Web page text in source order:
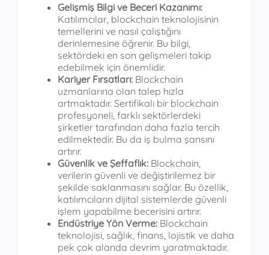
Gelişmiş Bilgi ve Beceri Kazanımı:
Katılımcılar, blockchain teknolojisinin
temellerini ve nasıl çalıştığını
derinlemesine öğrenir. Bu bilgi,
sektördeki en son gelişmeleri takip
edebilmek için önemlidir.
Kariyer Fırsatları: Blockchain
uzmanlarına olan talep hızla
artmaktadır. Sertifikalı bir blockchain
profesyoneli, farklı sektörlerdeki
şirketler tarafından daha fazla tercih
edilmektedir. Bu da iş bulma şansını
artırır.
Güvenlik ve Şeffaflık: Blockchain,
verilerin güvenli ve değiştirilemez bir
şekilde saklanmasını sağlar. Bu özellik,
katılımcıların dijital sistemlerde güvenli
işlem yapabilme becerisini artırır.
Endüstriye Yön Verme: Blockchain
teknolojisi, sağlık, finans, lojistik ve daha
pek çok alanda devrim yaratmaktadır.